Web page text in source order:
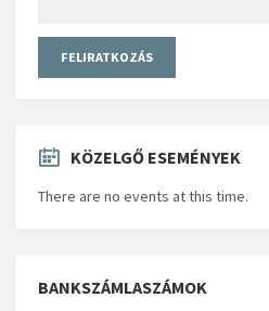
KÖZELGŐ ESEMÉNYEK
There are no events at this time.
BANKSZÁMLASZÁMOK